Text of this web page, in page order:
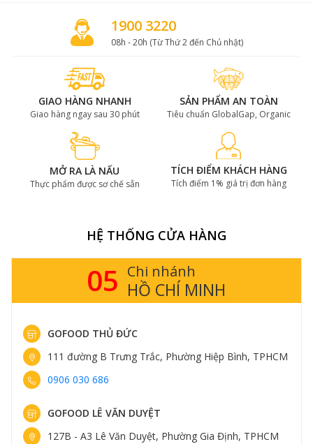
1900 3220
08h - 20h (Từ Thứ 2 đến Chủ nhật)
GIAO HÀNG NHANH
Giao hàng ngay sau 30 phút
SẢN PHẨM AN TOÀN
Tiêu chuẩn GlobalGap, Organic
MỞ RA LÀ NẤU
Thực phẩm được sơ chế sẵn
TÍCH ĐIỂM KHÁCH HÀNG
Tích điểm 1% giá trị đơn hàng
HỆ THỐNG CỬA HÀNG
05 Chi nhánh
HỒ CHÍ MINH
GOFOOD THỦ ĐỨC
111 đường B Trưng Trắc, Phường Hiệp Bình, TPHCM
0906 030 686
GOFOOD LÊ VĂN DUYỆT
127B - A3 Lê Văn Duyệt, Phường Gia Định, TPHCM